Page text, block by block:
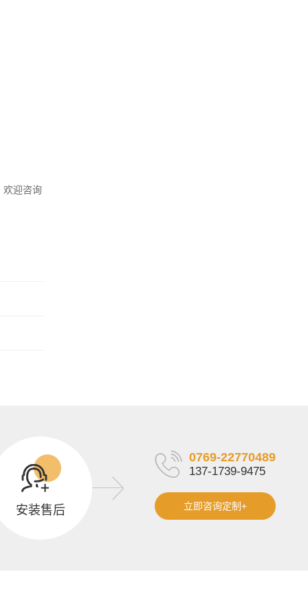
欢迎咨询
安装售后
0769-22770489
137-1739-9475
立即咨询定制+